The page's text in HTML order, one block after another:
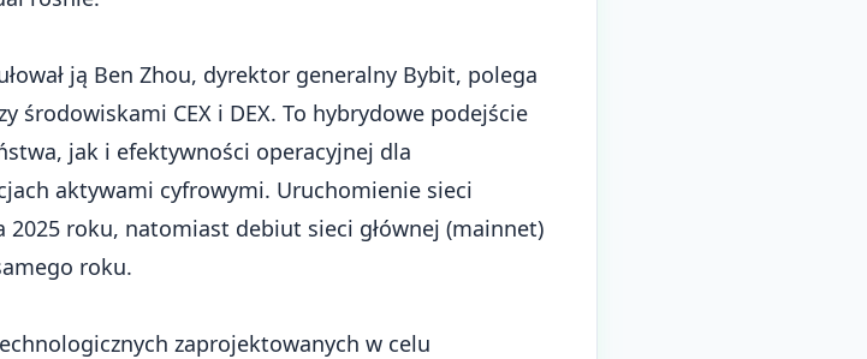
ją Ben Zhou, dyrektor generalny Bybit, polega
środowiskami CEX i DEX. To hybrydowe podejście
jak i efektywności operacyjnej dla
aktywami cyfrowymi. Uruchomienie sieci
roku, natomiast debiut sieci głównej (mainnet)
roku.
zaprojektowanych w celu